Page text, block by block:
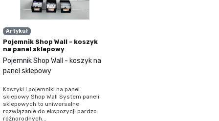
Artykuł
Pojemnik Shop Wall - koszyk
na panel sklepowy
Pojemnik Shop Wall - koszyk na
panel sklepowy
Koszyki i pojemniki na panel
sklepowy Shop Wall System paneli
sklepowych to uniwersalne
rozwiązanie do ekspozycji bardzo
różnorodnych...